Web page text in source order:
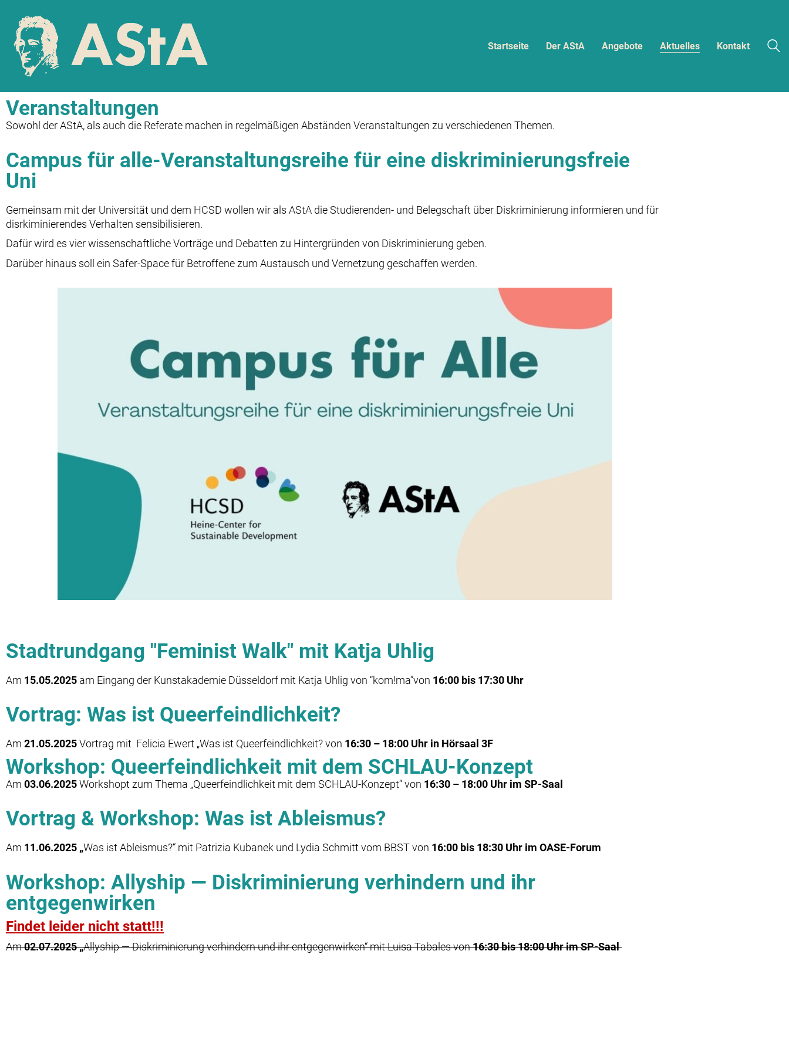
Startseite Der AStA Angebote Aktuelles Kontakt
Veranstaltungen
Sowohl der AStA, als auch die Referate machen in regelmäßigen Abständen Veranstaltungen zu verschiedenen Themen.
Campus für alle-Veranstaltungsreihe für eine diskriminierungsfreie
Uni
Gemeinsam mit der Universität und dem HCSD wollen wir als AStA die Studierenden- und Belegschaft über Diskriminierung informieren und für
disrkiminierendes Verhalten sensibilisieren.
Dafür wird es vier wissenschaftliche Vorträge und Debatten zu Hintergründen von Diskriminierung geben.
Darüber hinaus soll ein Safer-Space für Betroffene zum Austausch und Vernetzung geschaffen werden.
Stadtrundgang "Feminist Walk" mit Katja Uhlig
Am 15.05.2025 am Eingang der Kunstakademie Düsseldorf mit Katja Uhlig von “kom!ma”von 16:00 bis 17:30 Uhr
Vortrag: Was ist Queerfeindlichkeit?
Am 21.05.2025Vortrag mit Felicia Ewert „Was ist Queerfeindlichkeit?von 16:30 – 18:00 Uhr in Hörsaal 3F
Workshop: Queerfeindlichkeit mit dem SCHLAU-Konzept
Am 03.06.2025Workshopt zum Thema „Queerfeindlichkeit mit dem SCHLAU-Konzept“ von 16:30 – 18:00 Uhr im SP-Saal
Vortrag & Workshop: Was ist Ableismus?
Am 11.06.2025 „Was ist Ableismus?“ mit Patrizia Kubanek und Lydia Schmitt vom BBSTvon 16:00 bis 18:30 Uhr im OASE-Forum
Workshop: Allyship — Diskriminierung verhindern und ihr
entgegenwirken
Findet leider nicht statt!!!
Am02.07.2025 „Allyship — Diskriminierung verhindern und ihr entgegenwirken“mit Luisa Tabalesvon16:30 bis 18:00 Uhr im SP-Saal